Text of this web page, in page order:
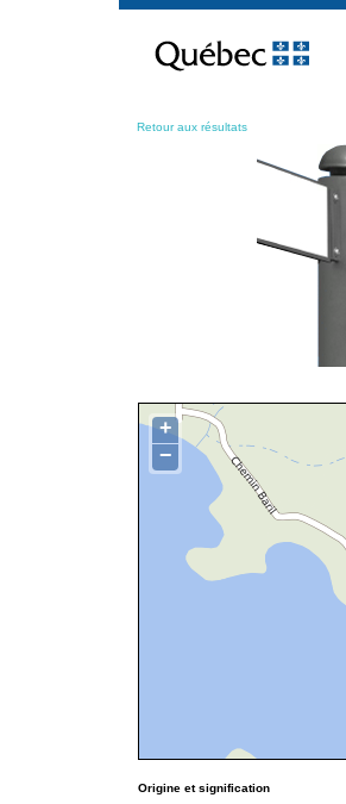
contenu
Retour aux résultats
+
−
Origine et signification